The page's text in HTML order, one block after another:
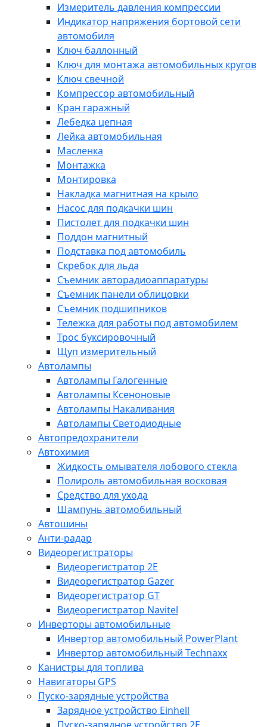
Измеритель давления компрессии
Индикатор напряжения бортовой сети
автомобиля
Ключ баллонный
Ключ для монтажа автомобильных кругов
Ключ свечной
Компрессор автомобильный
Кран гаражный
Лебедка цепная
Лейка автомобильная
Масленка
Монтажка
Монтировка
Накладка магнитная на крыло
Насос для подкачки шин
Пистолет для подкачки шин
Поддон магнитный
Подставка под автомобиль
Скребок для льда
Съемник авторадиоаппаратуры
Съемник панели облицовки
Съемник подшипников
Тележка для работы под автомобилем
Трос буксировочный
Щуп измерительный
Автолампы
Автолампы Галогенные
Автолампы Ксеноновые
Автолампы Накаливания
Автолампы Светодиодные
Автопредохранители
Автохимия
Жидкость омывателя лобового стекла
Полироль автомобильная восковая
Средство для ухода
Шампунь автомобильный
Автошины
Анти-радар
Видеорегистраторы
Видеорегистратор 2E
Видеорегистратор Gazer
Видеорегистратор GT
Видеорегистратор Navitel
Инверторы автомобильные
Инвертор автомобильный PowerPlant
Инвертор автомобильный Technaxx
Канистры для топлива
Навигаторы GPS
Пуско-зарядные устройства
Зарядное устройство Einhell